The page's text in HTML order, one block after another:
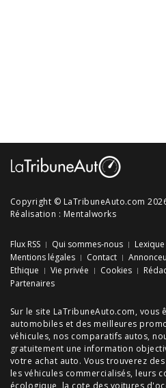
Copyright © LaTribuneAuto.com
Réalisation : Mentalworks
Flux RSS Qui sommes-nous Lexique
Mentions légales
Contact
Ethique
Vie privée Cookies
Partenaires
Sur le site LaTribuneAuto.com, vous
automobiles et des meilleures
véhicules, nos comparatifs autos,
gratuitement une information
votre achat auto. Vous trouverez
les véhicules commercialisés, leurs
écologique , la cote des voitures